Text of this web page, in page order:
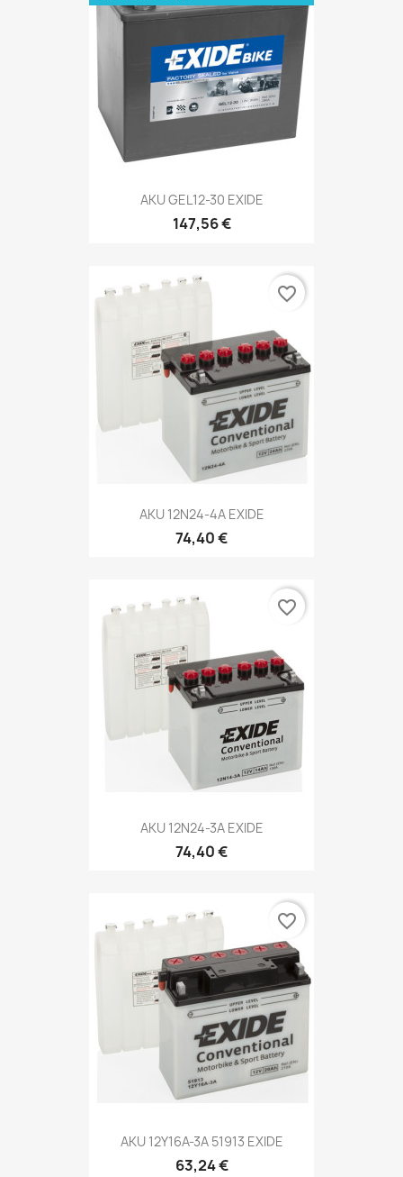
AKU GEL12-30 EXIDE
147,56 €
AKU 12N24-4A EXIDE
74,40 €
favorite_border
AKU 12N24-3A EXIDE
74,40 €
favorite_border
AKU 12Y16A-3A 51913 EXIDE
63,24 €
favorite_border